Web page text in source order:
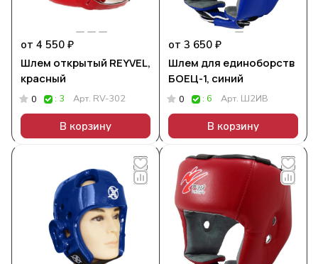
от 4 550 ₽
Шлем открытый REYVEL,
красный
0 : 3 Арт. RV-302
В корзину
от 3 650 ₽
Шлем для единоборств
БОЕЦ-1, синий
0 : 6 Арт. Ш2ИВ
В корзину